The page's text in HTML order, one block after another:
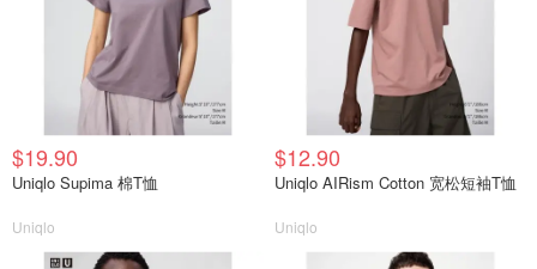
$19.90
Uniqlo Supima 棉T恤
Uniqlo
$12.90
Uniqlo AIRism Cotton 宽松短袖T恤
Uniqlo